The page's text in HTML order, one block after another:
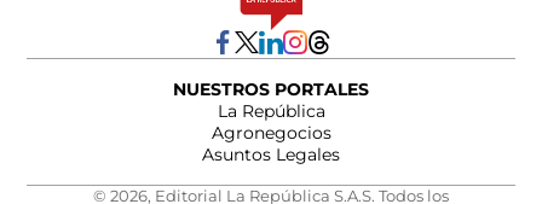
NUESTROS PORTALES
La República
Agronegocios
Asuntos Legales
© 2026, Editorial La República S.A.S. Todos los